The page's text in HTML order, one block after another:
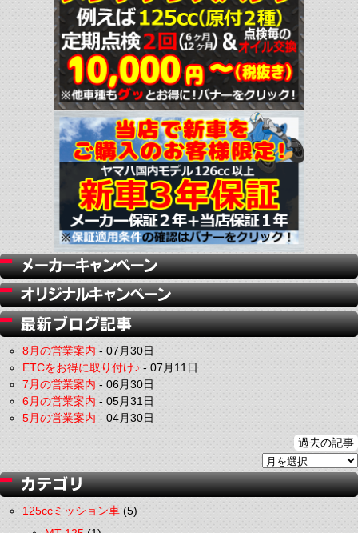
8月の営業案内-07月30日
ETCをお得に取り付け♪-07月11日
7月の営業案内-06月30日
6月の営業案内-05月31日
5月の営業案内-04月30日
過去の記事
125ccミッション車(5)